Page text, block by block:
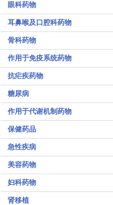
眼科药物
耳鼻喉及口腔科药物
骨科药物
作用于免疫系统药物
抗疟疾药物
糖尿病
作用于代谢机制药物
保健药品
急性疾病
美容药物
妇科药物
肾移植